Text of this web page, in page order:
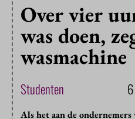
Over vier
was doen,
wasmachine
Studenten
Als het aan de